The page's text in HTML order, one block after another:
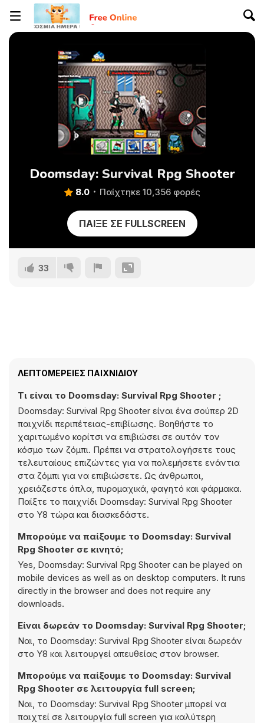
Doomsday: Survival Rpg Shooter
8.0 Παίχτηκε 10,356 φορές
ΠΑΊΞΕ ΣΕ FULLSCREEN
33
ΛΕΠΤΟΜΈΡΕΙΕΣ ΠΑΙΧΝΙΔΙΟΎ
Τι είναι το Doomsday: Survival Rpg Shooter ;
Doomsday: Survival Rpg Shooter είναι ένα σούπερ 2D
παιχνίδι περιπέτειας-επιβίωσης. Βοηθήστε το
χαριτωμένο κορίτσι να επιβιώσει σε αυτόν τον
κόσμο των ζόμπι. Πρέπει να στρατολογήσετε τους
τελευταίους επιζώντες για να πολεμήσετε ενάντια
στα ζόμπι για να επιβιώσετε. Ως άνθρωποι,
χρειάζεστε όπλα, πυρομαχικά, φαγητό και φάρμακα.
Παίξτε το παιχνίδι Doomsday: Survival Rpg Shooter
στο Y8 τώρα και διασκεδάστε.
Μπορούμε να παίξουμε το Doomsday: Survival
Rpg Shooter σε κινητό;
Yes, Doomsday: Survival Rpg Shooter can be played on
mobile devices as well as on desktop computers. It runs
directly in the browser and does not require any
downloads.
Είναι δωρεάν το Doomsday: Survival Rpg Shooter;
Ναι, το Doomsday: Survival Rpg Shooter είναι δωρεάν
στο Y8 και λειτουργεί απευθείας στον browser.
Μπορούμε να παίξουμε το Doomsday: Survival
Rpg Shooter σε λειτουργία full screen;
Ναι, το Doomsday: Survival Rpg Shooter μπορεί να
παιχτεί σε λειτουργία full screen για καλύτερη